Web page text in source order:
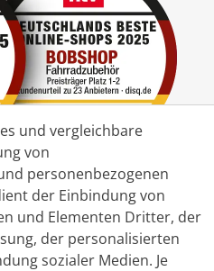
und vergleichbare
von
personenbezogenen
der Einbindung von
und Elementen Dritter, der
der personalisierten
sozialer Medien. Je